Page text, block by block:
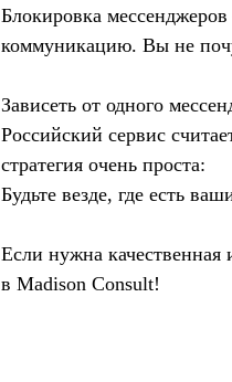
Блокировка
коммуникацию. Вы не
Зависеть от одного
Российский сервис
стратегия очень проста:
Будьте везде, где есть
Если нужна
в Madison Consult!